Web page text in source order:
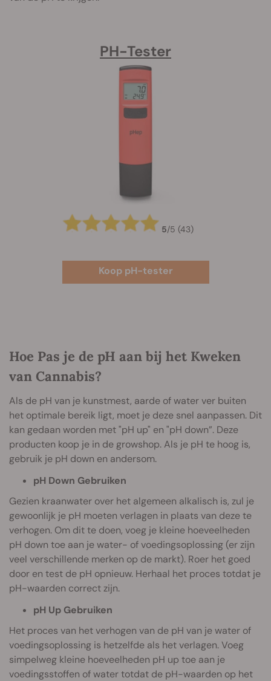
PH-Tester
5/5 (43)
Koop pH-tester
Hoe Pas je de pH aan bij het Kweken
van Cannabis?
Als de pH van je kunstmest, aarde of water ver buiten
het optimale bereik ligt, moet je deze snel aanpassen. Dit
kan gedaan worden met "pH up" en "pH down”. Deze
producten koop je in de growshop. Als je pH te hoog is,
gebruik je pH down en andersom.
pH Down Gebruiken
Gezien kraanwater over het algemeen alkalisch is, zul je
gewoonlijk je pH moeten verlagen in plaats van deze te
verhogen. Om dit te doen, voeg je kleine hoeveelheden
pH down toe aan je water- of voedingsoplossing (er zijn
veel verschillende merken op de markt). Roer het goed
door en test de pH opnieuw. Herhaal het proces totdat je
pH-waarden correct zijn.
pH Up Gebruiken
Het proces van het verhogen van de pH van je water of
voedingsoplossing is hetzelfde als het verlagen. Voeg
simpelweg kleine hoeveelheden pH up toe aan je
voedingsstoffen of water totdat de pH-waarden op het